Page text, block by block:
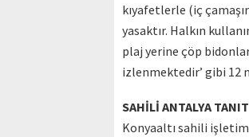
kıyafetlerle (iç
yasaktır. Halkın
plaj yerine çöp
izlenmektedir’ gibi 12
SAHİLİ ANTALYA
Konyaaltı sahili